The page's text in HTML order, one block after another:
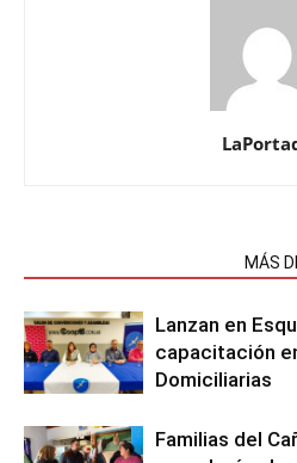
MÁS
Lanzan en
capacitación
Domiciliarias
Familias del